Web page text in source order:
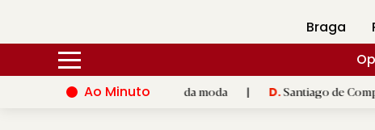
Braga
Ao Minuto
do mundo da moda D.Santiago de Compostela